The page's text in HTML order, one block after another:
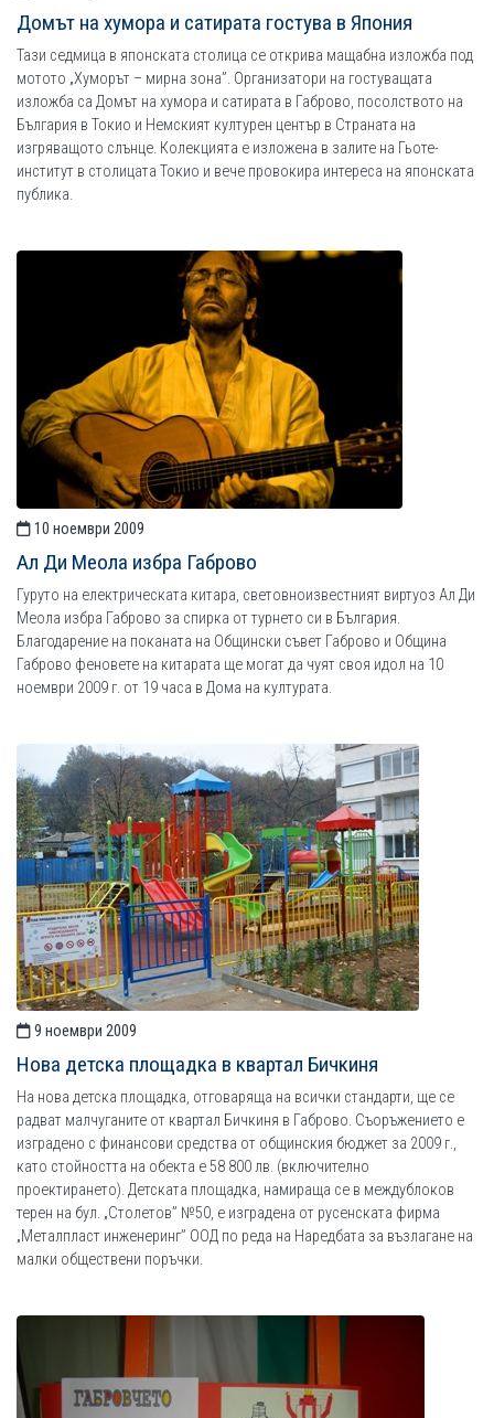
Домът на хумора и сатирата гостува в Япония
Тази седмица в японската столица се открива мащабна изложба под
мотото „Хуморът – мирна зона”. Организатори на гостуващата
изложба са Домът на хумора и сатирата в Габрово, посолството на
България в Токио и Немският културен център в Страната на
изгряващото слънце. Колекцията е изложена в залите на Гьоте-
институт в столицата Токио и вече провокира интереса на японската
публика.
10 ноември 2009
Ал Ди Меола избра Габрово
Гуруто на електрическата китара, световноизвестният виртуоз Ал Ди
Меола избра Габрово за спирка от турнето си в България.
Благодарение на поканата на Общински съвет Габрово и Община
Габрово феновете на китарата ще могат да чуят своя идол на 10
ноември 2009 г. от 19 часа в Дома на културата.
9 ноември 2009
Нова детска площадка в квартал Бичкиня
На нова детска площадка, отговаряща на всички стандарти, ще се
радват малчуганите от квартал Бичкиня в Габрово. Съоръжението е
изградено с финансови средства от oбщинския бюджет за 2009 г.,
като стойността на обекта е 58 800 лв. (включително
проектирането). Детската площадка, намираща се в междублоков
терен на бул. „Столетов” №50, е изградена от русенската фирма
„Металпласт инженеринг” ООД по реда на Наредбата за възлагане на
малки обществени поръчки.